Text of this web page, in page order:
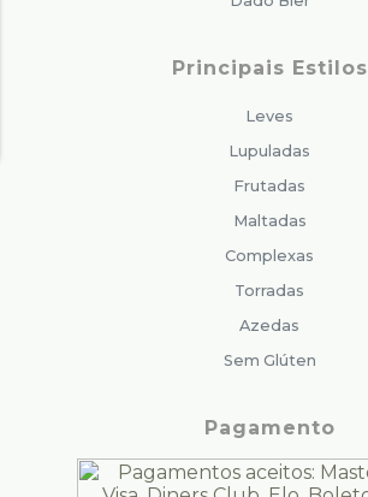
Principais Estilos
Leves
Lupuladas
Frutadas
Maltadas
Complexas
Torradas
Azedas
Sem Glúten
Pagamento